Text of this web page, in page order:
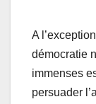
A
démocratie
immenses
persuader